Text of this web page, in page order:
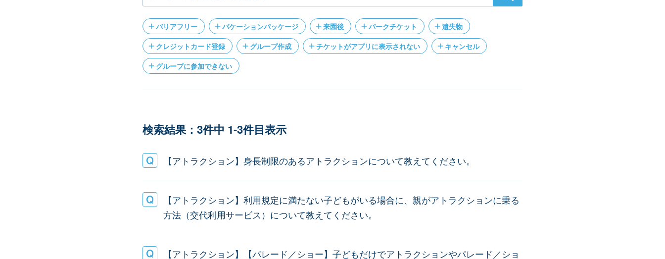
バリアフリー バケーションパッケージ 来園後 パークチケット
遺失物
クレジットカード登録
グループ作成 チケットがアプリに表示されない
キャンセル
グループに参加できない
検索結果：3件中 1-3件目表示
【アトラクション】身長制限のあるアトラクションについて教えてください。
【アトラクション】利用規定に満たない子どもがいる場合に、親がアトラクションに乗る
方法（交代利用サービス）について教えてください。
【アトラクション】【パレード／ショー】子どもだけでアトラクションやパレード／ショ